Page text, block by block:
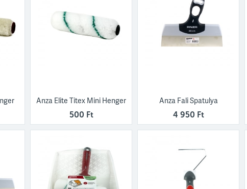
Anza Elite Titex Mini Henger
500 Ft
Anza Fali Spatulya
4 950 Ft